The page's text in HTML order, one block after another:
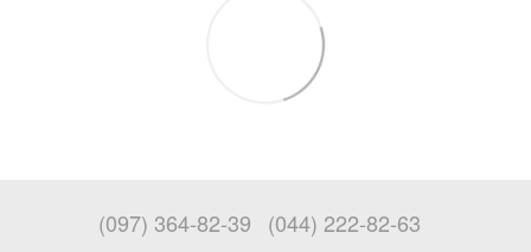
(097) 364-82-39 (044) 222-82-63